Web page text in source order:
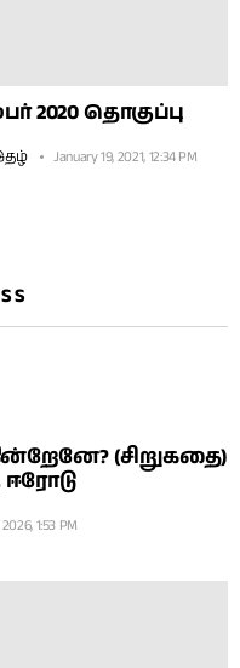
2020 தொகுப்பு
January 19, 2021, 12:34 PM
(சிறுகதை)
ஈரோடு
1:53 PM